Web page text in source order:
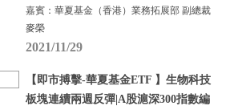
嘉賓：華夏基金（香港）業務拓展部 副總裁
麥榮
2021/11/29
【即市搏擊-華夏基金ETF 】生物科技
板塊連續兩週反彈|A股滬深300指數編